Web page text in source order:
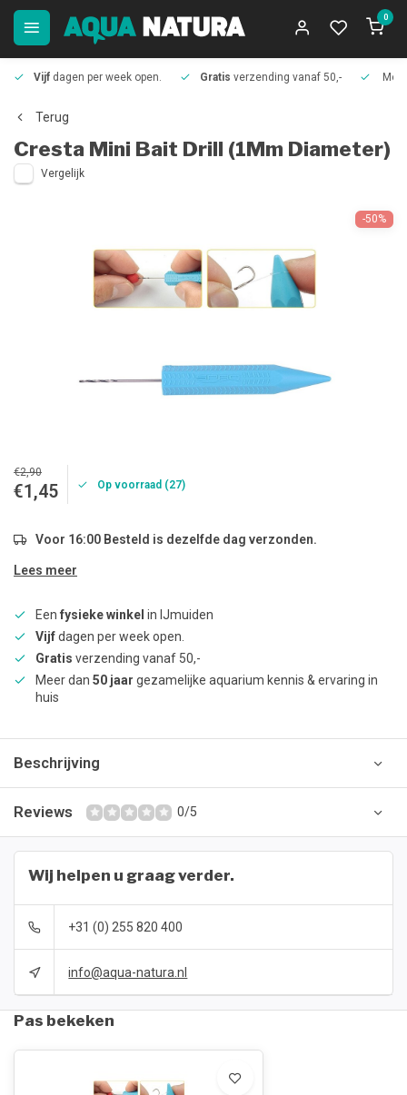
0
Vijf dagen per week open. Gratis verzending vanaf 50,-
Terug
Cresta Mini Bait Drill (1Mm Diameter)
Vergelijk
-50%
€2,90
€1,45 Op voorraad (27)
Voor 16:00 Besteld is dezelfde dag verzonden.
Lees meer
Een fysieke winkel in IJmuiden
Vijfdagen per week open.
Gratis verzending vanaf 50,-
Meer dan 50 jaar gezamelijke aquarium kennis & ervaring in
huis
Beschrijving
Reviews 0/5
Wij helpen u graag verder.
+31 (0) 255 820 400
info@aqua-natura.nl
Pas bekeken